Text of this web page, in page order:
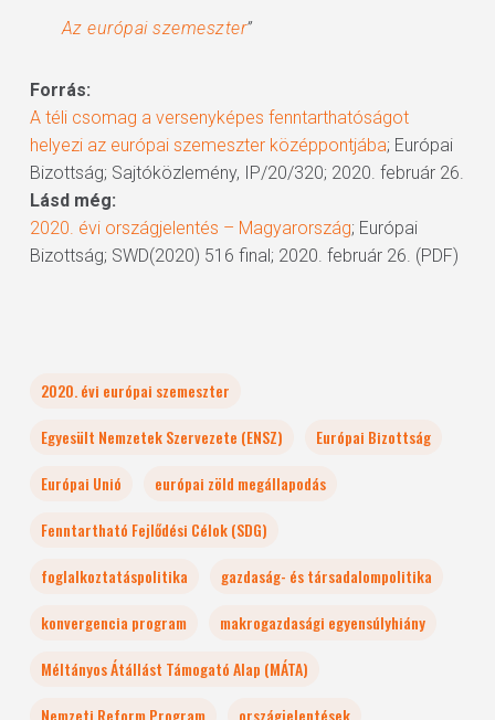
Az európai szemeszter”
Forrás:
A téli csomag a versenyképes fenntarthatóságot
helyezi az európai szemeszter középpontjába; Európai
Bizottság; Sajtóközlemény, IP/20/320; 2020. február 26.
Lásd még:
2020. évi országjelentés – Magyarország; Európai
Bizottság; SWD(2020) 516 final; 2020. február 26. (PDF)
2020. évi európai szemeszter
Egyesült Nemzetek Szervezete (ENSZ)
Európai Bizottság
Európai Unió
európai zöld megállapodás
Fenntartható Fejlődési Célok (SDG)
foglalkoztatáspolitika
gazdaság- és társadalompolitika
konvergencia program
makrogazdasági egyensúlyhiány
Méltányos Átállást Támogató Alap (MÁTA)
Nemzeti Reform Program
országjelentések